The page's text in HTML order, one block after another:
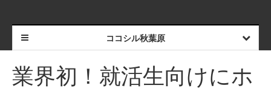
ココシル秋葉原
業界初！就活生向けにホ